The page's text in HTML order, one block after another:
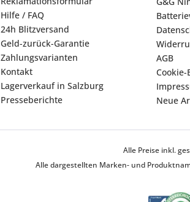
Hilfe / FAQ
24h Blitzversand
Geld-zurück-Garantie
Zahlungsvarianten
Kontakt
Lagerverkauf in Salzburg
Presseberichte
AGB
Neue
Alle Preise inkl.
Alle dargestellten Marken- und